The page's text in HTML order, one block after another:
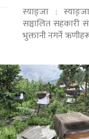
स्याङ्जा :
सञ्चालित सहकारी
भुक्तानी नगर्ने